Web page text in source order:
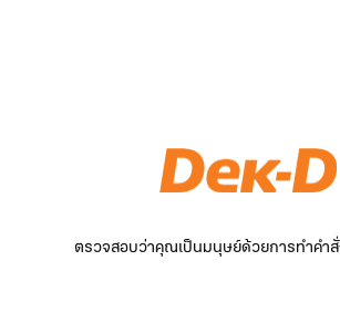
ตรวจสอบว่าคุณเป็นมนุษย์ด้วยการทำคำสั่